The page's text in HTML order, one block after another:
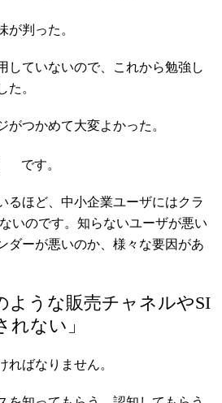
が判った。
していないので、これから勉強し
た。
がつかめて大変よかった。
です。
るほど、中小企業ユーザにはクラ
いのです。知らないユーザが悪い
ダーが悪いのか、様々な要因があ
ような販売チャネルやSI
れない」
ればなりません。